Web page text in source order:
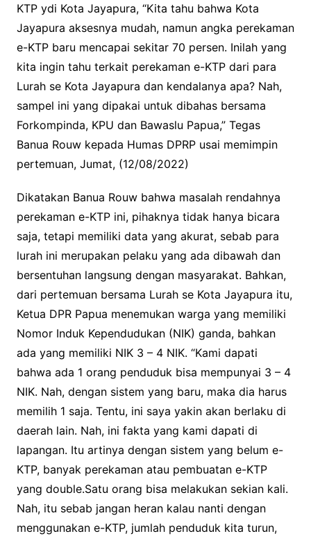
KTP ydi Kota Jayapura, “Kita tahu bahwa Kota
Jayapura aksesnya mudah, namun angka perekaman
e-KTP baru mencapai sekitar 70 persen. Inilah yang
kita ingin tahu terkait perekaman e-KTP dari para
Lurah se Kota Jayapura dan kendalanya apa? Nah,
sampel ini yang dipakai untuk dibahas bersama
Forkompinda, KPU dan Bawaslu Papua,” Tegas
Banua Rouw kepada Humas DPRP usai memimpin
pertemuan, Jumat, (12/08/2022)
Dikatakan Banua Rouw bahwa masalah rendahnya
perekaman e-KTP ini, pihaknya tidak hanya bicara
saja, tetapi memiliki data yang akurat, sebab para
lurah ini merupakan pelaku yang ada dibawah dan
bersentuhan langsung dengan masyarakat. Bahkan,
dari pertemuan bersama Lurah se Kota Jayapura itu,
Ketua DPR Papua menemukan warga yang memiliki
Nomor Induk Kependudukan (NIK) ganda, bahkan
ada yang memiliki NIK 3 – 4 NIK. “Kami dapati
bahwa ada 1 orang penduduk bisa mempunyai 3 – 4
NIK. Nah, dengan sistem yang baru, maka dia harus
memilih 1 saja. Tentu, ini saya yakin akan berlaku di
daerah lain. Nah, ini fakta yang kami dapati di
lapangan. Itu artinya dengan sistem yang belum e-
KTP, banyak perekaman atau pembuatan e-KTP
yang double.Satu orang bisa melakukan sekian kali.
Nah, itu sebab jangan heran kalau nanti dengan
menggunakan e-KTP, jumlah penduduk kita turun,